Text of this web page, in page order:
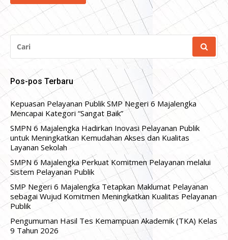
UNTUK:
Pos-pos Terbaru
Kepuasan Pelayanan Publik SMP Negeri 6 Majalengka
Mencapai Kategori “Sangat Baik”
SMPN 6 Majalengka Hadirkan Inovasi Pelayanan Publik
untuk Meningkatkan Kemudahan Akses dan Kualitas
Layanan Sekolah
SMPN 6 Majalengka Perkuat Komitmen Pelayanan melalui
Sistem Pelayanan Publik
SMP Negeri 6 Majalengka Tetapkan Maklumat Pelayanan
sebagai Wujud Komitmen Meningkatkan Kualitas Pelayanan
Publik
Pengumuman Hasil Tes Kemampuan Akademik (TKA) Kelas
9 Tahun 2026